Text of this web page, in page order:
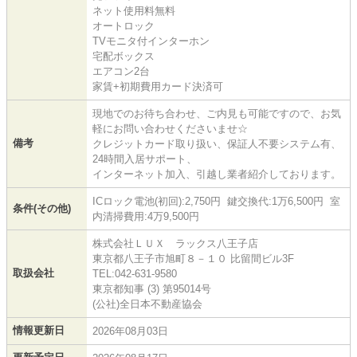
ネット使用料無料
オートロック
TVモニタ付インターホン
宅配ボックス
エアコン2台
家賃+初期費用カード決済可
備考
現地でのお待ち合わせ、ご内見も可能ですので、お気
軽にお問い合わせくださいませ☆
クレジットカード取り扱い、保証人不要システム有、
24時間入居サポート、
インターネット加入、引越し業者紹介しております。
条件(その他)
ICロック電池(初回):2,750円 鍵交換代:1万6,500円 室
内清掃費用:4万9,500円
取扱会社
株式会社ＬＵＸ ラックス八王子店
東京都八王子市旭町８－１０ 比留間ビル3F
TEL:042-631-9580
東京都知事 (3) 第95014号
(公社)全日本不動産協会
情報更新日 2026年08月03日